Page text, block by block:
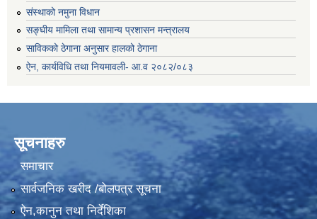
संस्थाको नमुना विधान
सङ्घीय मामिला तथा सामान्य प्रशासन मन्त्रालय
साविकको ठेगाना अनुसार हालको ठेगाना
ऐन, कार्यविधि तथा नियमावली- आ.व २०८२/०८३
सूचनाहरु
समाचार
सार्वजनिक खरीद /बोलपत्र सूचना
ऐन,कानुन तथा निर्देशिका